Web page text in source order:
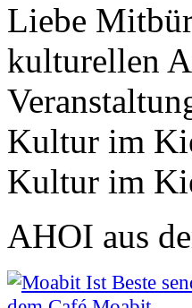
Liebe
kulturellen
Kultur im
Kultur im
AHOI aus